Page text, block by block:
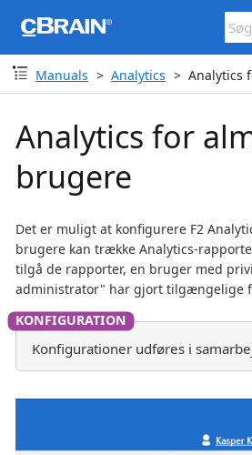
Manuals Analytics Analytics
Analytics for
brugere
Det er muligt at konfigurere F2
brugere kan trække Analytics-
tilgå de rapporter, en bruger med
administrator" har gjort tilgængelige
Konfigurationer udføres i